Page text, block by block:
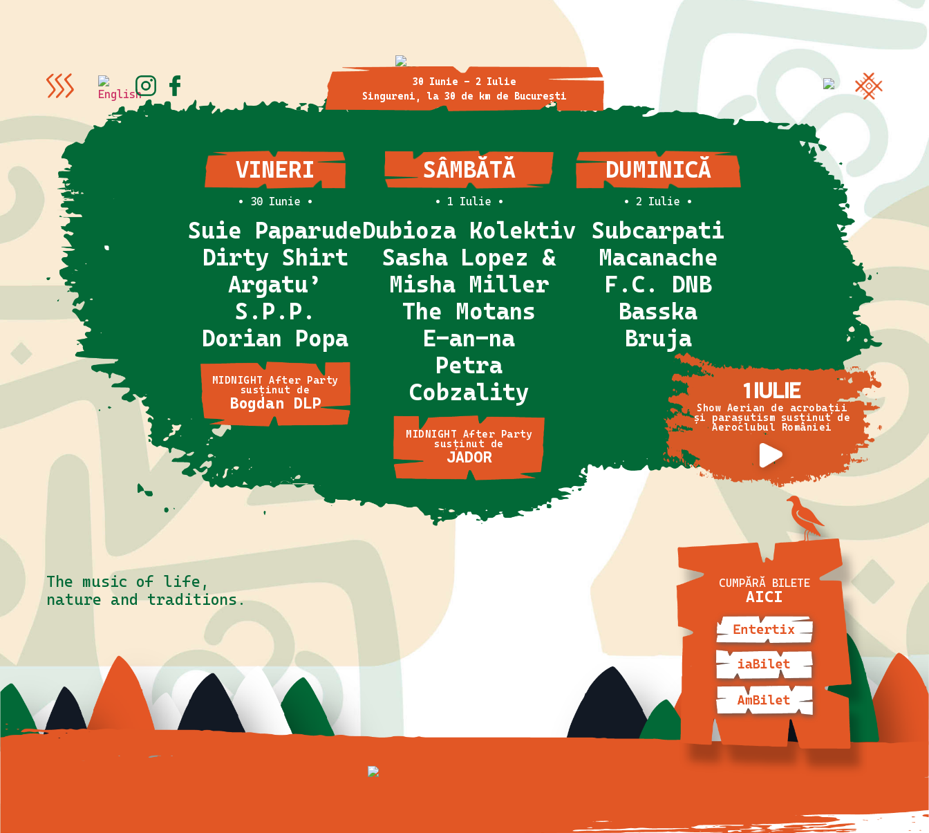
30 Iunie - 2 Iulie
Singureni, la 30 de km de București
VINERI
• 30 Iunie •
Suie Paparude
Dirty Shirt
Argatu’
S.P.P.
Dorian Popa
MIDNIGHT After Party
susținut de
Bogdan DLP
SÂMBĂTĂ
• 1 Iulie •
Dubioza Kolektiv
Sasha Lopez &
Misha Miller
The Motans
E-an-na
Petra
Cobzality
MIDNIGHT After Party
susținut de
JADOR
DUMINICĂ
• 2 Iulie •
Subcarpati
Macanache
F.C. DNB
Basska
Bruja
1 IULIE
Show Aerian de acrobații
și parașutism susținut de
Aeroclubul României
The music of life,
nature and traditions.
CUMPĂRĂ BILETE
AICI